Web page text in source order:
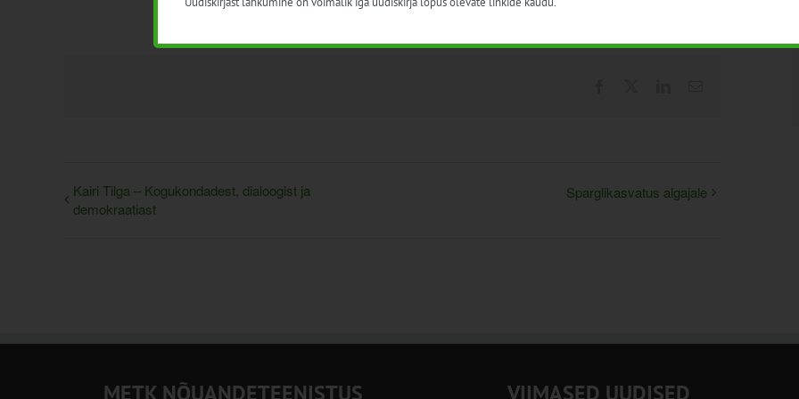
Kairi Tilga – Kogukondadest, dialoogist ja
demokraatiast
Sparglikasvatus algajale
METK NÕUANDETEENISTUS VIIMASED UUDISED